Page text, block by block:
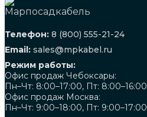
Телефон: 8 (800) 555-21-24
Email: sales@mpkabel.ru
Режим работы:
Офис продаж Чебоксары:
Пн–Чт: 8:00–17:00, Пт: 8:00–16:00
Офис продаж Москва:
Пн–Чт: 9:00–18:00, Пт: 9:00–17:00